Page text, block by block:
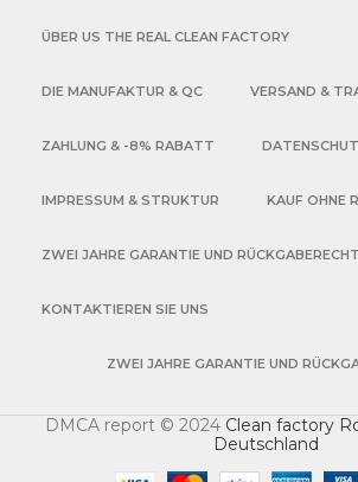
ÜBER US THE REAL CLEAN FACTORY
DIE MANUFAKTUR & QC VERSAND &
ZAHLUNG & -8% RABATT
IMPRESSUM & STRUKTUR KAUF OHNE
ZWEI JAHRE GARANTIE UND RÜCKGABERECHT
KONTAKTIEREN SIE UNS
ZWEI JAHRE GARANTIE UND
DMCA report © 2024 Clean factory
Deutschland